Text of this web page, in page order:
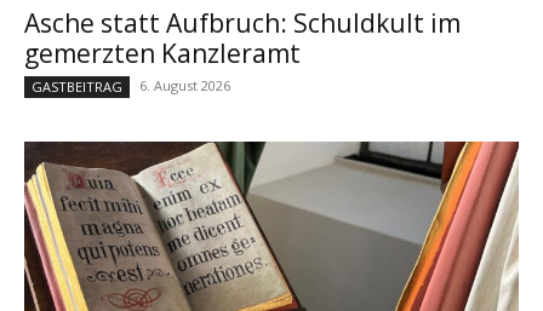
Asche statt Aufbruch: Schuldkult im
gemerzten Kanzleramt
GASTBEITRAG 6. August 2026